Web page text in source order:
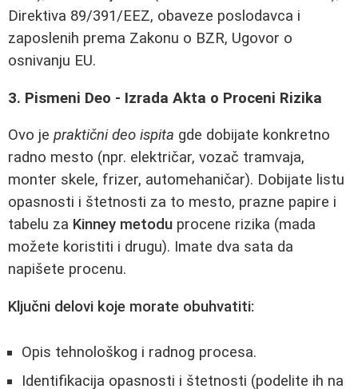
Direktiva 89/391/EEZ, obaveze poslodavca i
zaposlenih prema Zakonu o BZR, Ugovor o
osnivanju EU.
3. Pismeni Deo - Izrada Aktа o Proceni Rizika
Ovo je praktični deo ispita gde dobijate konkretno
radno mesto (npr. električar, vozač tramvaja,
monter skele, frizer, automehaničar). Dobijate listu
opasnosti i štetnosti za to mesto, prazne papire i
tabelu za Kinney metodu procene rizika (mada
možete koristiti i drugu). Imate dva sata da
napišete procenu.
Ključni delovi koje morate obuhvatiti:
Opis tehnološkog i radnog procesa.
Identifikacija opasnosti i štetnosti (podelite ih na